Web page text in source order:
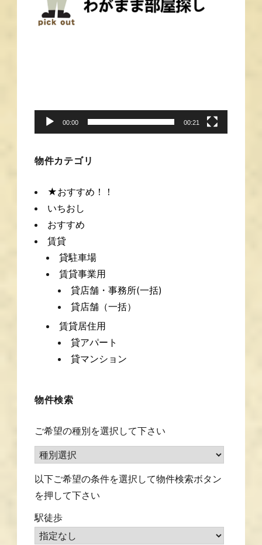
ヤ
ー
00:00 00:21
物件カテゴリ
★おすすめ！！
いちおし
おすすめ
賃貸
貸駐車場
賃貸事業用
貸店舗・事務所(一括)
貸店舗（一括）
賃貸居住用
貸アパート
貸マンション
物件検索
ご希望の種別を選択して下さい
以下ご希望の条件を選択して物件検索ボタン
を押して下さい
駅徒歩